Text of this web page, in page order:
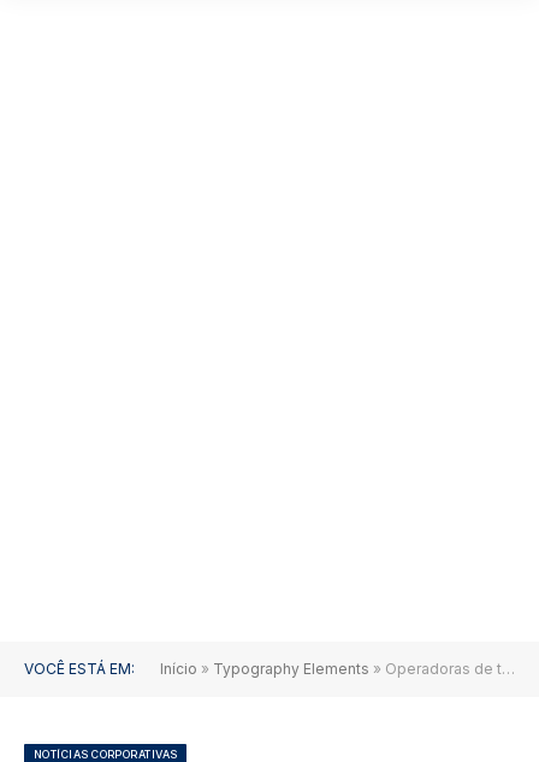
VOCÊ ESTÁ EM: Início » Typography Elements » Operadoras de turismo adotam modelo de plataforma com avanço
NOTÍCIAS CORPORATIVAS